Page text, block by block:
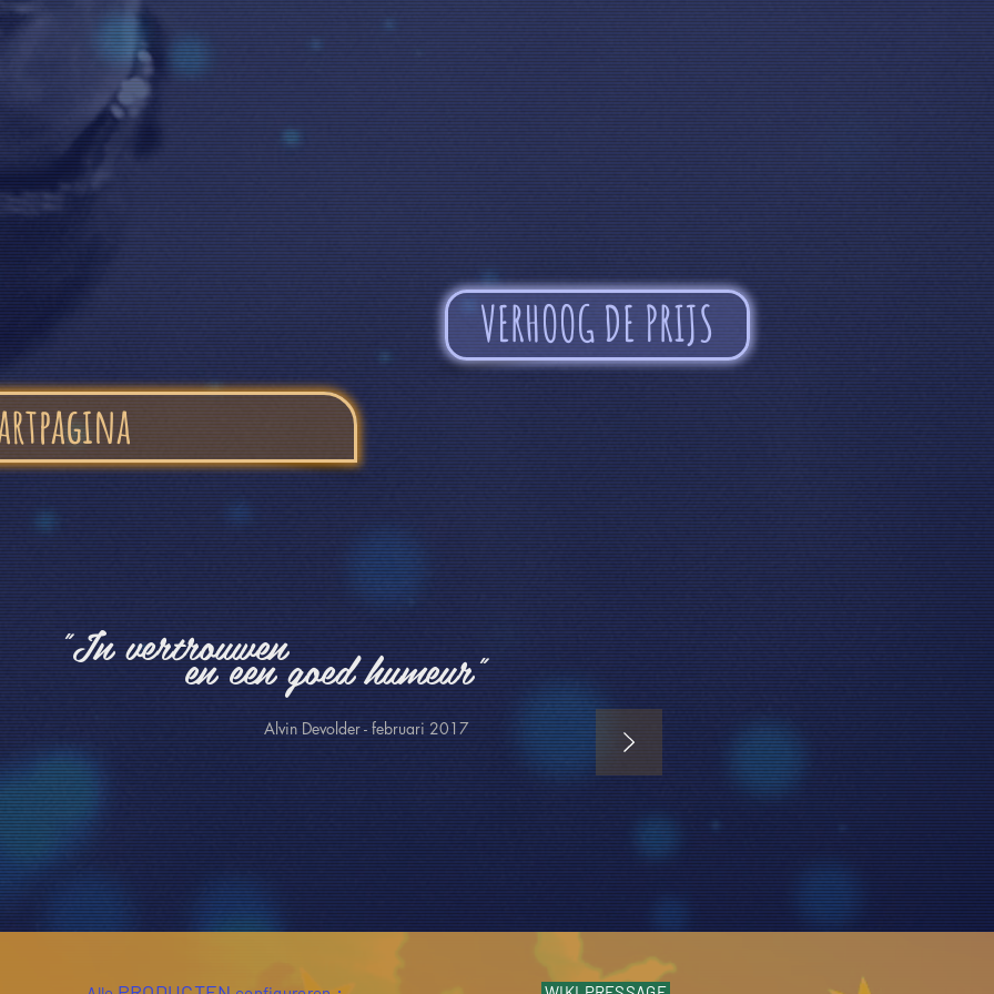
VERHOOG DE PRIJS
"In vertrouwenen een goed humeur"
Alvin Devolder - februari 2017